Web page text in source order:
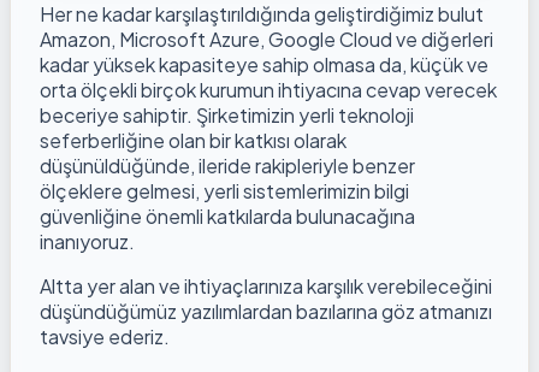
Her ne kadar karşılaştırıldığında geliştirdiğimiz bulut
Amazon, Microsoft Azure, Google Cloud ve diğerleri
kadar yüksek kapasiteye sahip olmasa da, küçük ve
orta ölçekli birçok kurumun ihtiyacına cevap verecek
beceriye sahiptir. Şirketimizin yerli teknoloji
seferberliğine olan bir katkısı olarak
düşünüldüğünde, ileride rakipleriyle benzer
ölçeklere gelmesi, yerli sistemlerimizin bilgi
güvenliğine önemli katkılarda bulunacağına
inanıyoruz.
Altta yer alan ve ihtiyaçlarınıza karşılık verebileceğini
düşündüğümüz yazılımlardan bazılarına göz atmanızı
tavsiye ederiz.